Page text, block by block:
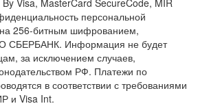
Visa, MasterCard SecureCode, MIR
персональной
256-битным шифрованием,
СБЕРБАНК. Информация не будет
за исключением случаев,
РФ. Платежи по
в соответствии с требованиями
и Visa Int.